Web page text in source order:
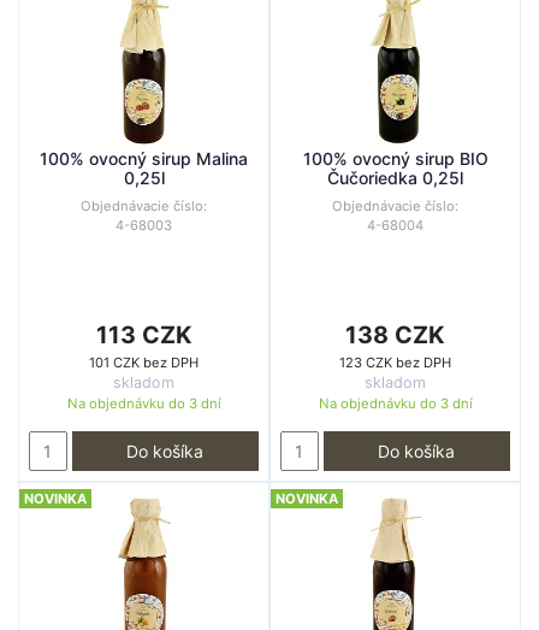
100% ovocný sirup Malina
0,25l
Objednávacie číslo:
4-68003
113 CZK
101 CZK bez DPH
skladom
Na objednávku do 3 dní
Do košíka
100% ovocný sirup BIO
Čučoriedka 0,25l
Objednávacie číslo:
4-68004
138 CZK
123 CZK bez DPH
skladom
Na objednávku do 3 dní
Do košíka
NOVINKA NOVINKA